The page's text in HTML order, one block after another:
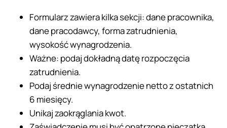
Formularz zawiera kilka sekcji: dane pracownika,
dane pracodawcy, forma zatrudnienia,
wysokość wynagrodzenia.
Ważne: podaj dokładną datę rozpoczęcia
zatrudnienia.
Podaj średnie wynagrodzenie netto z ostatnich
6 miesięcy.
Unikaj zaokrąglania kwot.